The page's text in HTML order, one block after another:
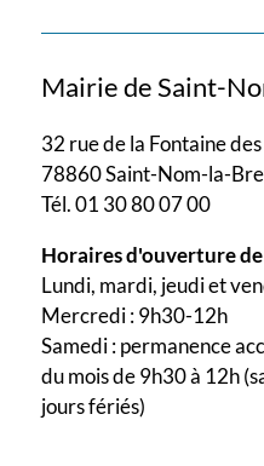
Mairie de Saint-
32 rue de la Fontaine
78860 Saint-Nom-la-
Tél. 01 30 80 07 00
Horaires d'ouverture
Lundi, mardi, jeudi et
Mercredi : 9h30-12h
Samedi : permanence
du mois de 9h30 à 12h
jours fériés)